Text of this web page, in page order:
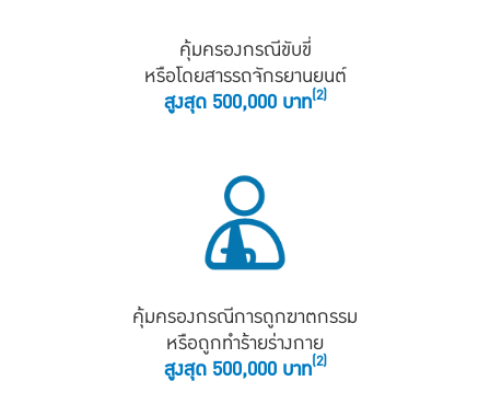
คุ้มครองกรณีขับขี่
หรือโดยสารรถจักรยานยนต์
สูงสุด 500,000 บาท(2)
คุ้มครองกรณีการถูกฆาตกรรม
หรือถูกทำร้ายร่างกาย
สูงสุด 500,000 บาท(2)